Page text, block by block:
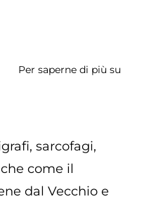
Per saperne di più su
sarcofagi,
come il
dal Vecchio e